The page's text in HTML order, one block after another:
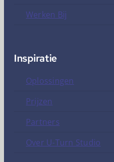
Werken Bij
Inspiratie
Oplossingen
Prijzen
Partners
Over U-Turn Studio